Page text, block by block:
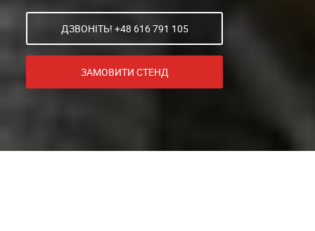
ДЗВОНІТЬ! +48 616 791 105
ЗАМОВИТИ СТЕНД